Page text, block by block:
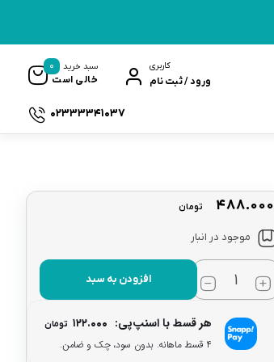
کاربری
ورود / ثبت نام
سبد خرید
خالی است
0
02333341037
۴۸۸.۰۰۰ تومان
موجود در انبار
افزودن به سبد
هر قسط با اسنپ‌پی: ۱۲۲.۰۰۰ تومان
۴ قسط ماهانه. بدون سود، چک و ضامن.